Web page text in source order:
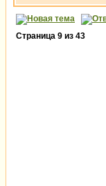
Страница 9 из 43